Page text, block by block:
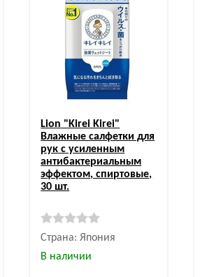
Lion "Kirei Kirei"
Влажные салфетки для
рук с усиленным
антибактериальным
эффектом, спиртовые,
30 шт.
Страна: Япония
В наличии